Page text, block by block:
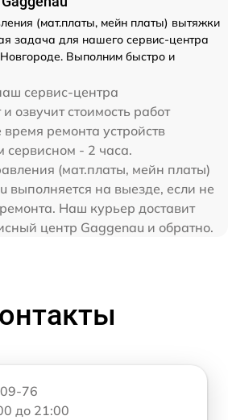
(мат.платы, мейн платы) вытяжки
задача для нашего сервис-центра
Выполним быстро и
сервис-центра
озвучит стоимость работ
ремонта устройств
сервисном - 2 часа.
(мат.платы, мейн платы)
выполняется на выезде, если не
Наш курьер доставит
центр Gaggenau и обратно.
76
до 21:00